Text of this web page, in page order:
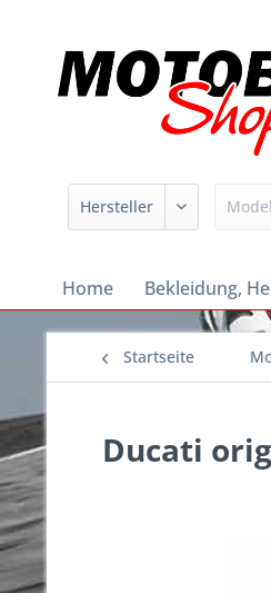
Home Bekleidung,
Startseite
Ducati